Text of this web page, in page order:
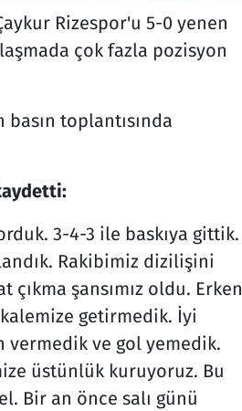
Rizespor'u 5-0 yenen
çok fazla pozisyon
toplantısında
3-4-3 ile baskıya gittik.
Rakibimiz dizilişini
çıkma şansımız oldu. Erken
getirmedik. İyi
ve gol yemedik.
üstünlük kuruyoruz. Bu
Bir an önce salı günü